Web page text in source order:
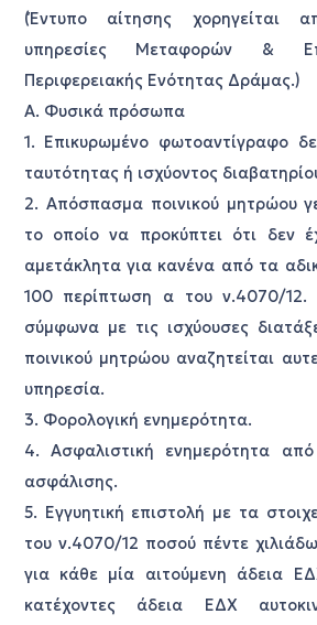
(Έντυπο αίτησης χορηγείται
υπηρεσίες Μεταφορών &
Περιφερειακής Ενότητας Δράμας.)
Α. Φυσικά πρόσωπα
1. Επικυρωμένο φωτοαντίγραφο
ταυτότητας ή ισχύοντος
2. Απόσπασμα ποινικού μητρώου
το οποίο να προκύπτει ότι δεν
αμετάκλητα για κανένα από τα
100 περίπτωση α του ν.4070/12.
σύμφωνα με τις ισχύουσες
ποινικού μητρώου αναζητείται
υπηρεσία.
3. Φορολογική ενημερότητα.
4. Ασφαλιστική ενημερότητα
ασφάλισης.
5. Εγγυητική επιστολή με τα
του ν.4070/12 ποσού πέντε
για κάθε μία αιτούμενη άδεια
κατέχοντες άδεια ΕΔΧ